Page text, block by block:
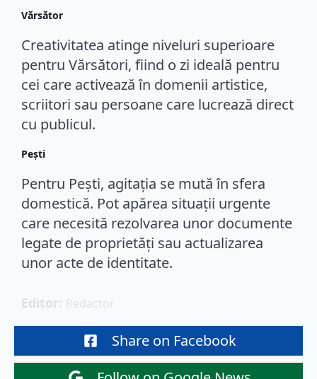
Vărsător
Creativitatea atinge niveluri superioare
pentru Vărsători, fiind o zi ideală pentru
cei care activează în domenii artistice,
scriitori sau persoane care lucrează direct
cu publicul.
Peşti
Pentru Pești, agitația se mută în sfera
domestică. Pot apărea situații urgente
care necesită rezolvarea unor documente
legate de proprietăți sau actualizarea
unor acte de identitate.
Editor: Redactor
Share on Facebook